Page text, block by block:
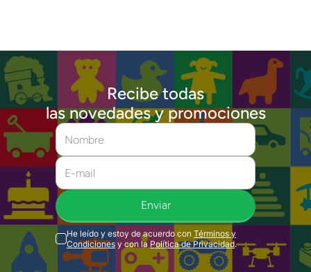
Recibe todas
las novedades y promociones
Enviar
He leído y estoy de acuerdo con Términos y
Condiciones y con la Política de Privacidad.